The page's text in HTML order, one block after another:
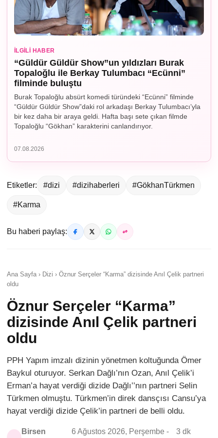
İLGILI HABER
“Güldür Güldür Show”un yıldızları Burak
Topaloğlu ile Berkay Tulumbacı “Ecünni”
filminde buluştu
Burak Topaloğlu absürt komedi türündeki “Ecünni” filminde
“Güldür Güldür Show”daki rol arkadaşı Berkay Tulumbacı’yla
bir kez daha bir araya geldi. Hafta başı sete çıkan filmde
Topaloğlu “Gökhan” karakterini canlandırıyor.
07.08.2026
Etiketler: #dizi #dizihaberleri #GökhanTürkmen
#Karma
Bu haberi paylaş:
Ana Sayfa › Dizi › Öznur Serçeler “Karma” dizisinde Anıl Çelik partneri
oldu
Öznur Serçeler “Karma”
dizisinde Anıl Çelik partneri
oldu
PPH Yapım imzalı dizinin yönetmen koltuğunda Ömer
Baykul oturuyor. Serkan Dağlı’nın Ozan, Anıl Çelik’i
Erman’a hayat verdiği dizide Dağlı’’nın partneri Selin
Türkmen olmuştu. Türkmen’in direk dansçısı Cansu’ya
hayat verdiği dizide Çelik’in partneri de belli oldu.
Birsen 6 Ağustos 2026, Perşembe - 3 dk